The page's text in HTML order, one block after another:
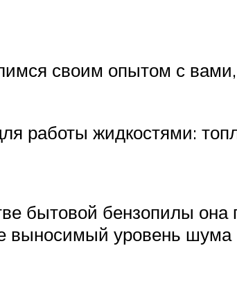
своим опытом с
работы жидкостями:
бытовой бензопилы она
выносимый уровень